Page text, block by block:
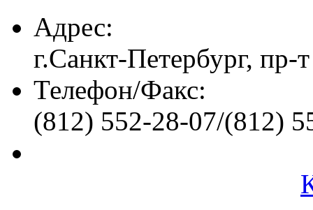
Адрес:
г.Санкт-Петербург, пр-
Телефон/Факс:
(812) 552-28-07/(812)